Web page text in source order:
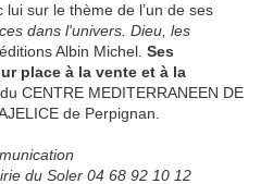
sur le thème de l’un de ses
dans l'univers. Dieu, les
Albin Michel. Ses
place à la vente et à la
CENTRE MEDITERRANEEN DE
de Perpignan.
du Soler 04 68 92 10 12